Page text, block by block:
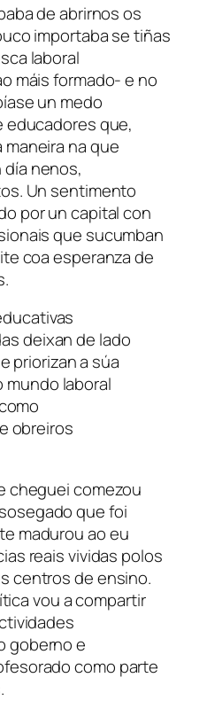
de abrirnos os
importaba se tiñas
laboral
máis formado- e no
un medo
educadores que,
na que
nenos,
Un sentimento
por un capital con
que sucumban
coa esperanza de
deixan de lado
priorizan a súa
mundo laboral
obreiros
cheguei comezou
que foi
madurou ao eu
reais vividas polos
centros de ensino.
vou a compartir
goberno e
como parte